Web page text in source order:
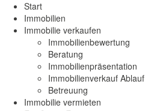
Start
Immobilien
Immobilie verkaufen
Immobilienbewertung
Beratung
Immobilienpräsentation
Immobilienverkauf Ablauf
Betreuung
Immobilie vermieten